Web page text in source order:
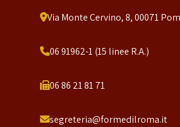
Via Monte Cervino, 8, 00071
06 91962-1 (15 linee R.A.)
06 86 21 81 71
segreteria@formedilroma.it